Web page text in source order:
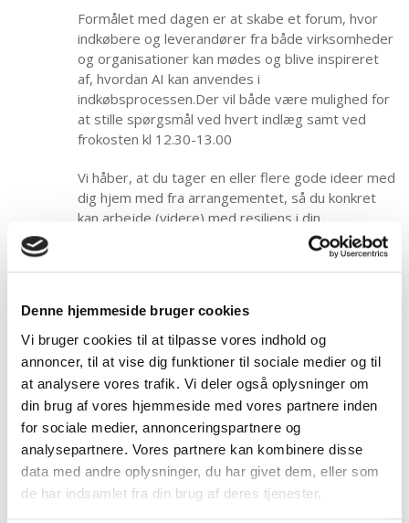
Denne hjemmeside bruger cookies
Vi bruger cookies til at tilpasse vores indhold og
annoncer, til at vise dig funktioner til sociale medier og til
at analysere vores trafik. Vi deler også oplysninger om
din brug af vores hjemmeside med vores partnere inden
for sociale medier, annonceringspartnere og
analysepartnere. Vores partnere kan kombinere disse
data med andre oplysninger, du har givet dem, eller som
de har indsamlet fra din brug af deres tjenester.
Formålet med dagen er at skabe et forum, hvor
indkøbere og leverandører fra både virksomheder
og organisationer kan mødes og blive inspireret
af, hvordan AI kan anvendes i
indkøbsprocessen.Der vil både være mulighed for
at stille spørgsmål ved hvert indlæg samt ved
frokosten kl 12.30-13.00
Vi håber, at du tager en eller flere gode ideer med
dig hjem med fra arrangementet, så du konkret
kan arbejde (videre) med resiliens i din
Deltagelse i Indkøbernes Dag er gratis og
2025via dette link. HUSK også at udskrive
gratis LabDays adgangsbillet via: Book billet
Der vil blive serveret en sandwich til frokost for
dem, der på forhånd har tilmeldt sig
arrangementet.
Efter frokost er der mulighed for at besøge
udstillingen og tale med leverandørerne.
Venlig hilsen